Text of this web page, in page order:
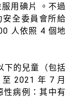
用碘片 。不過
全委員會所給
人依照 4 個地
下的兒童（包括
2021 年 7 月
性病例：其中有